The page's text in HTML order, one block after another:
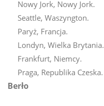
Nowy Jork, Nowy Jork.
Seattle, Waszyngton.
Paryż, Francja.
Londyn, Wielka Brytania.
Frankfurt, Niemcy.
Praga, Republika Czeska.
Berło